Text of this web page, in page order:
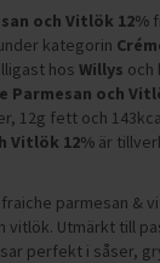
och Vitlök 12%
kategorin
hos Willys och
Parmesan och
12g fett och
Vitlök 12% är
parmesan &
vitlök. Utmärkt till
perfekt i såser,